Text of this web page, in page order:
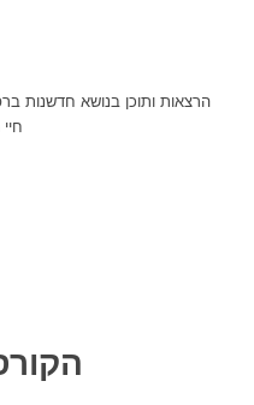
הרצאות ותוכן בנושא חדשנות